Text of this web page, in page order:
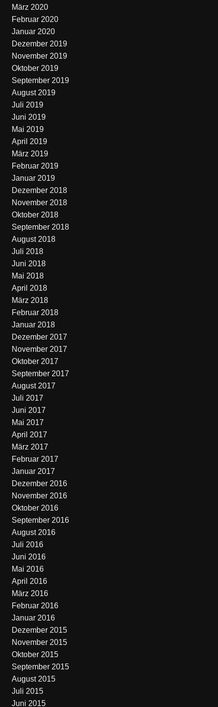
März 2020
Februar 2020
Januar 2020
Dezember 2019
November 2019
Oktober 2019
September 2019
August 2019
Juli 2019
Juni 2019
Mai 2019
April 2019
März 2019
Februar 2019
Januar 2019
Dezember 2018
November 2018
Oktober 2018
September 2018
August 2018
Juli 2018
Juni 2018
Mai 2018
April 2018
März 2018
Februar 2018
Januar 2018
Dezember 2017
November 2017
Oktober 2017
September 2017
August 2017
Juli 2017
Juni 2017
Mai 2017
April 2017
März 2017
Februar 2017
Januar 2017
Dezember 2016
November 2016
Oktober 2016
September 2016
August 2016
Juli 2016
Juni 2016
Mai 2016
April 2016
März 2016
Februar 2016
Januar 2016
Dezember 2015
November 2015
Oktober 2015
September 2015
August 2015
Juli 2015
Juni 2015